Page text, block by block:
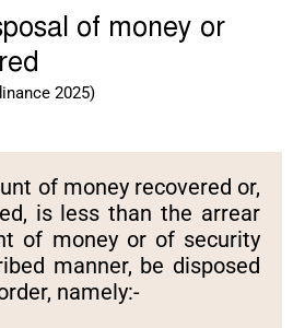
of money or
2025)
of money recovered or,
is less than the arrear
of money or of security
manner, be disposed
namely:-